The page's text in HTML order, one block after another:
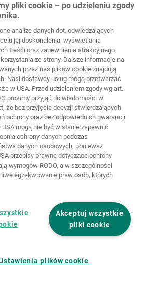
56746Kempenich
Kontakt Nota prawna
Ochrona
danych
Polityka
cookie Logowanie
Deklaracja
dostępności
Ustawienia cookie
pliki cookie – po udzieleniu zgody
analizę danych dot. odwiedzających
jej doskonalenia, wyświetlania
treści oraz zapewnienia atrakcyjnego
ze strony. Dalsze informacje na
przez nas plików cookie znajdują
Nasi dostawcy usług mogą przetwarzać
w USA. Przed udzieleniem zgody wg art.
prosimy przyjąć do wiadomości w
że bez przyjęcia decyzji stwierdzających
ochrony oraz bez odpowiednich gwarancji
USA mogą nie być w stanie zapewnić
ochrony danych podczas
danych osobowych, ponieważ
przepisy prawne dotyczące ochrony
wymogów RODO, a w szczególności
egzekwowanie praw osób, których
Akceptuj wszystkie
pliki cookie
plików cookie